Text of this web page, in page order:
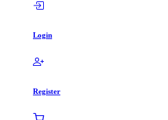
Login
Register